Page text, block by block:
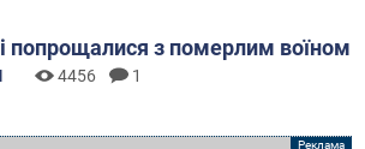
попрощалися з померлим воїном
4456 1